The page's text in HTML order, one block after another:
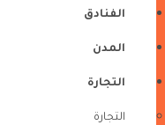
الفنادق
المدن
التجارة
التجارة